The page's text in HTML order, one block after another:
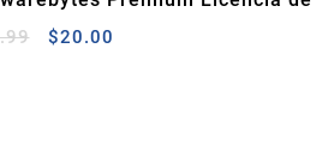
El
$20.00